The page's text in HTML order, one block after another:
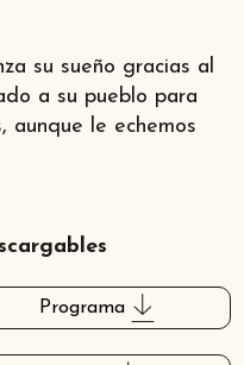
su sueño gracias al
a su pueblo para
aunque le echemos
Programa